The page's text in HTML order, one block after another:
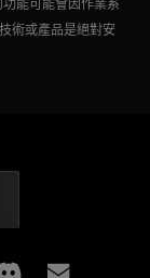
能可能會因作業系
術或產品是絕對安